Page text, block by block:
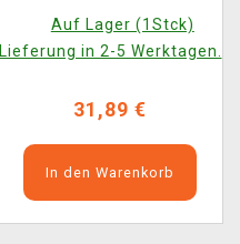
Auf Lager (1Stck)
Lieferung in 2-5 Werktagen.
31,89 €
In den Warenkorb